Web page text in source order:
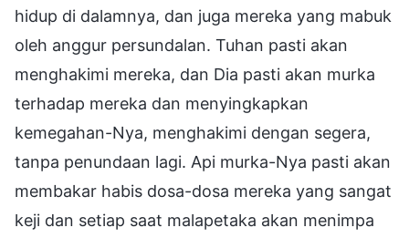
hidup di dalamnya, dan juga mereka yang mabuk
oleh anggur persundalan. Tuhan pasti akan
menghakimi mereka, dan Dia pasti akan murka
terhadap mereka dan menyingkapkan
kemegahan-Nya, menghakimi dengan segera,
tanpa penundaan lagi. Api murka-Nya pasti akan
membakar habis dosa-dosa mereka yang sangat
keji dan setiap saat malapetaka akan menimpa